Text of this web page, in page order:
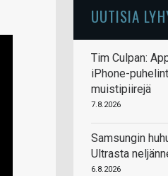
UUTISIA
Tim Culpan:
iPhone-
muistipiirejä
7.8.2026
Samsungin
Ultrasta
6.8.2026